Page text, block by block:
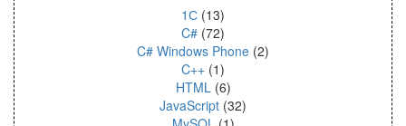
1С (13)
C# (72)
C# Windows Phone (2)
C++ (1)
HTML (6)
JavaScript (32)